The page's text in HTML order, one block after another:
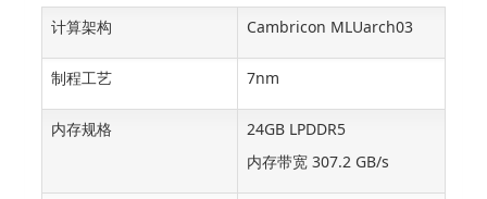
计算架构 Cambricon MLUarch03
制程工艺 7nm
内存规格
24GB LPDDR5
内存带宽 307.2 GB/s